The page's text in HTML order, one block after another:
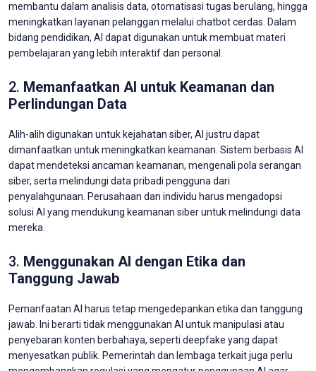
membantu dalam analisis data, otomatisasi tugas berulang, hingga
meningkatkan layanan pelanggan melalui chatbot cerdas. Dalam
bidang pendidikan, AI dapat digunakan untuk membuat materi
pembelajaran yang lebih interaktif dan personal.
2. Memanfaatkan AI untuk Keamanan dan
Perlindungan Data
Alih-alih digunakan untuk kejahatan siber, AI justru dapat
dimanfaatkan untuk meningkatkan keamanan. Sistem berbasis AI
dapat mendeteksi ancaman keamanan, mengenali pola serangan
siber, serta melindungi data pribadi pengguna dari
penyalahgunaan. Perusahaan dan individu harus mengadopsi
solusi AI yang mendukung keamanan siber untuk melindungi data
mereka.
3. Menggunakan AI dengan Etika dan
Tanggung Jawab
Pemanfaatan AI harus tetap mengedepankan etika dan tanggung
jawab. Ini berarti tidak menggunakan AI untuk manipulasi atau
penyebaran konten berbahaya, seperti deepfake yang dapat
menyesatkan publik. Pemerintah dan lembaga terkait juga perlu